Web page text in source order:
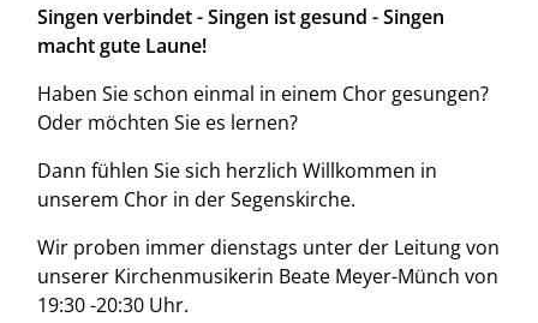
Singen verbindet - Singen ist gesund - Singen
macht gute Laune!
Haben Sie schon einmal in einem Chor gesungen?
Oder möchten Sie es lernen?
Dann fühlen Sie sich herzlich Willkommen in
unserem Chor in der Segenskirche.
Wir proben immer dienstags unter der Leitung von
unserer Kirchenmusikerin Beate Meyer-Münch von
19:30 -20:30 Uhr.